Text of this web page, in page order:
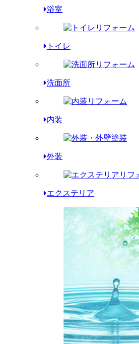
浴室
トイレ
洗面所
内装
外装
エクステリア